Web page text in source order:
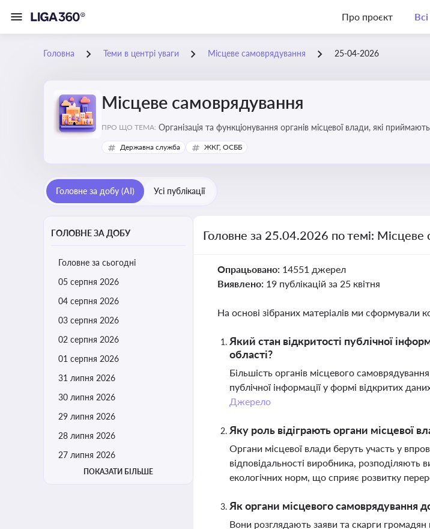
Про проєкт
Головна Теми в центрі уваги Місцеве самоврядування 25-04-2026
Місцеве самоврядування
ПРО ЩО ТЕМА: Організація та функціонування органів місцевої влади, які
сіл, селищ)
Державна служба ЖКГ, ОСББ
Головне за добу (AI) Усі публікації
ГОЛОВНЕ ЗА ДОБУ
Головне за сьогодні
05 серпня 2026
04 серпня 2026
03 серпня 2026
02 серпня 2026
01 серпня 2026
31 липня 2026
30 липня 2026
29 липня 2026
28 липня 2026
27 липня 2026
ПОКАЗАТИ БІЛЬШЕ
Головне за 25.04.2026 по темі: Місцеве
Опрацьовано: 14551 джерел
Виявлено: 19 публікацій за 25 квітня
На основі зібраних матеріалів ми сформували
Який стан відкритості публічної
області?
Більшість органів місцевого
публічної інформації у формі відкритих
Джерело
Яку роль відіграють органи місцевої
Органи місцевої влади беруть участь у
відповідальності виробника, розподіляють
екологічних норм, що сприяє розвитку
Як органи місцевого самоврядування
Вони розглядають заяви та скарги